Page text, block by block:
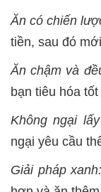
Ăn có chiến
tiền, sau đó
Ăn chậm và
bạn tiêu hóa
Không ngại
ngại yêu cầu
Giải pháp xanh: